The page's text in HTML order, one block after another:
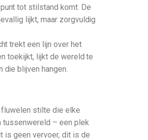
tot stilstand komt. De
lijkt, maar zorgvuldig
trekt een lijn over het
toekijkt, lijkt de wereld te
die blijven hangen.
fluwelen stilte die elke
tussenwereld – een plek
is geen vervoer, dit is de